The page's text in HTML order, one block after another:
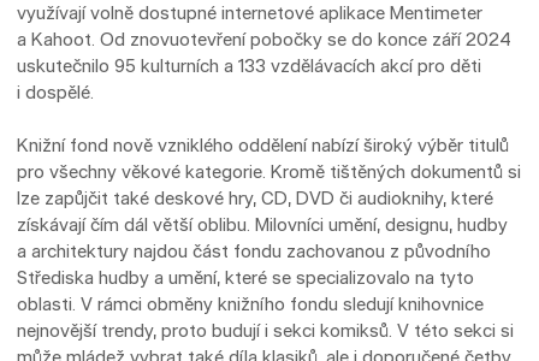
využívají volně dostupné internetové aplikace Mentimeter
a Kahoot. Od znovuotevření pobočky se do konce září 2024
uskutečnilo 95 kulturních a 133 vzdělávacích akcí pro děti
i dospělé.
Knižní fond nově vzniklého oddělení nabízí široký výběr titulů
pro všechny věkové kategorie. Kromě tištěných dokumentů si
lze zapůjčit také deskové hry, CD, DVD či audioknihy, které
získávají čím dál větší oblibu. Milovníci umění, designu, hudby
a architektury najdou část fondu zachovanou z původního
Střediska hudby a umění, které se specializovalo na tyto
oblasti. V rámci obměny knižního fondu sledují knihovnice
nejnovější trendy, proto budují i sekci komiksů. V této sekci si